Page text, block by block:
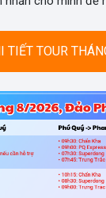
TIẾT TOUR